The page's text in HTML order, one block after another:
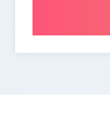
2.個人情報の保
法令・規範を遵